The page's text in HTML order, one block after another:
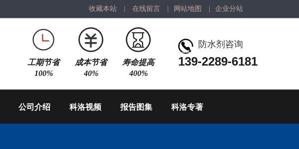
收藏本站 在线留言 网站地图 企业分站
防水剂咨询
139-2289-6181
工期节省
100%
成本节省
40%
寿命提高
400%
公司介绍 科洛视频 报告图集 科洛专著